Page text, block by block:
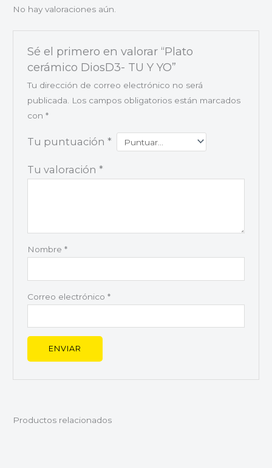
No hay valoraciones aún.
Sé el primero en valorar “Plato
cerámico DiosD3- TU Y YO”
Tu dirección de correo electrónico no será
publicada.
Los campos obligatorios están marcados
con *
Tu puntuación *
Tu valoración *
Nombre *
Correo electrónico *
Productos relacionados